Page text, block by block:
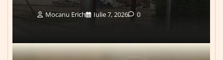
Mocanu Erich Iulie 7, 2026 0